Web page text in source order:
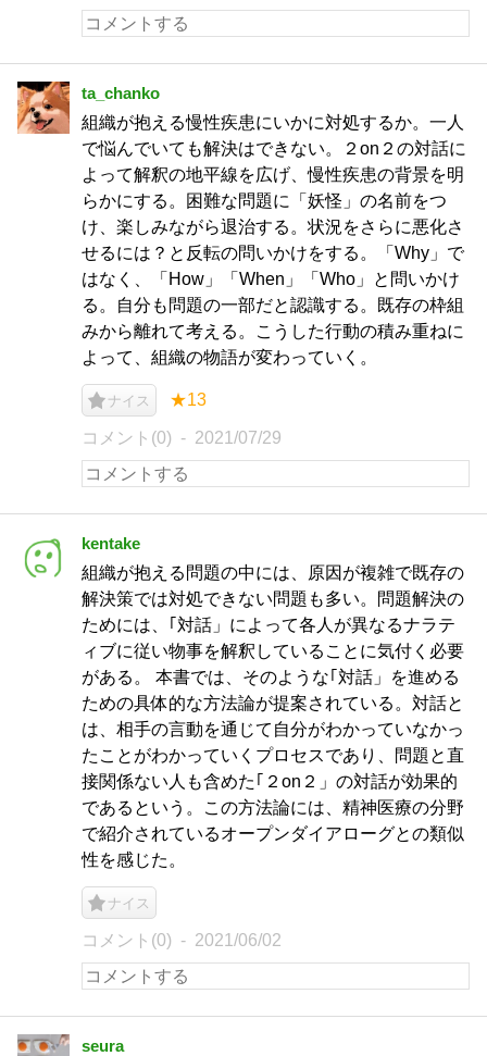
ta_chanko
組織が抱える慢性疾患にいかに対処するか。一人
で悩んでいても解決はできない。２on２の対話に
よって解釈の地平線を広げ、慢性疾患の背景を明
らかにする。困難な問題に「妖怪」の名前をつ
け、楽しみながら退治する。状況をさらに悪化さ
せるには？と反転の問いかけをする。「Why」で
はなく、「How」「When」「Who」と問いかけ
る。自分も問題の一部だと認識する。既存の枠組
みから離れて考える。こうした行動の積み重ねに
よって、組織の物語が変わっていく。
ナイス ★13
コメント(0) 2021/07/29
kentake
組織が抱える問題の中には、原因が複雑で既存の
解決策では対処できない問題も多い。問題解決の
ためには、｢対話」によって各人が異なるナラテ
ィブに従い物事を解釈していることに気付く必要
がある。 本書では、そのような｢対話」を進める
ための具体的な方法論が提案されている。対話と
は、相手の言動を通じて自分がわかっていなかっ
たことがわかっていくプロセスであり、問題と直
接関係ない人も含めた｢２on２」の対話が効果的
であるという。この方法論には、精神医療の分野
で紹介されているオープンダイアローグとの類似
性を感じた。
ナイス
コメント(0) 2021/06/02
seura